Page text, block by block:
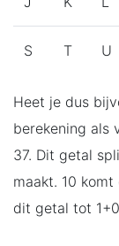
S T U
Heet je dus
berekening als
37. Dit getal
maakt. 10
dit getal tot